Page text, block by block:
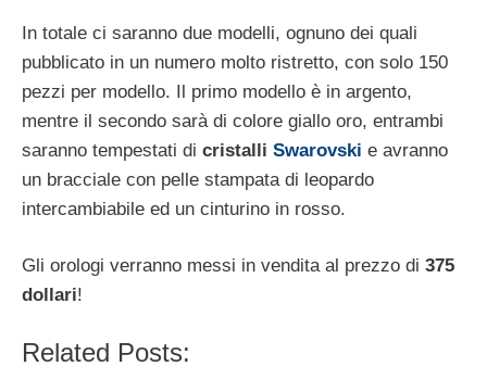
In totale ci saranno due modelli, ognuno dei quali
pubblicato in un numero molto ristretto, con solo 150
pezzi per modello. Il primo modello è in argento,
mentre il secondo sarà di colore giallo oro, entrambi
saranno tempestati di cristalli Swarovski e avranno
un bracciale con pelle stampata di leopardo
intercambiabile ed un cinturino in rosso.
Gli orologi verranno messi in vendita al prezzo di 375
dollari!
Related Posts: